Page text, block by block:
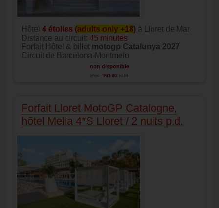
Hôtel 4 étolies (adults only +18)à Lloret de Mar
Distance au circuit: 45 minutes
Forfait Hôtel & billet motogp Catalunya 2027
Circuit de Barcelona-Montmelo
non disponible
Prix: 239.00 EUR
Forfait Lloret MotoGP Catalogne,
hôtel Melia 4*S Lloret / 2 nuits p.d.